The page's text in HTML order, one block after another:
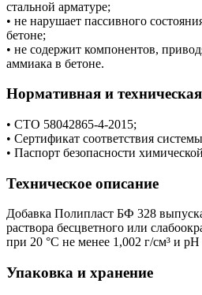
стальной арматуре;
• не нарушает пассивного
бетоне;
• не содержит компонентов,
аммиака в бетоне.
Нормативная и
• СТО 58042865-4-2015;
• Сертификат соответствия
• Паспорт безопасности
Техническое описание
Добавка Полипласт БФ 328
раствора бесцветного или
при 20 °С не менее 1,002 г/см³ и рН
Упаковка и хранение